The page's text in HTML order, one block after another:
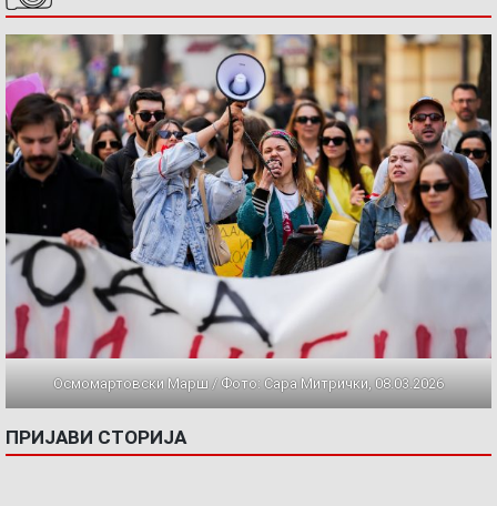
Осмомартовски Марш / Фото: Сара Митрички, 08.03.2026
ПРИЈАВИ СТОРИЈА